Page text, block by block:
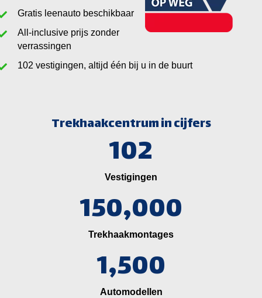
Gratis leenauto beschikbaar
All-inclusive prijs zonder
verrassingen
vestigingen, altijd één bij u in de buurt
Trekhaakcentrum in cijfers
102
Vestigingen
150,000
Trekhaakmontages
1,500
Automodellen